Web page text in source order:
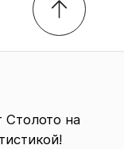
Столото на